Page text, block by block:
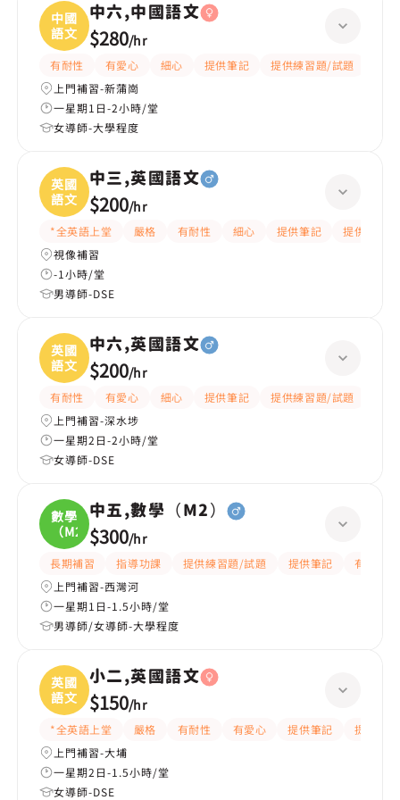
中國
語文
中六,中國語文
$280/hr
有耐性 有愛心 細心 提供筆記 提供練習題/試題
上門補習-新蒲崗
一星期1日-2小時/堂
女導師-大學程度
英國
語文
中三,英國語文
$200/hr
*全英語上堂 嚴格 有耐性 細心 提供筆記
提供練習
視像補習
-1小時/堂
男導師-DSE
英國
語文
中六,英國語文
$200/hr
有耐性 有愛心 細心 提供筆記 提供練習題/試題
上門補習-深水埗
一星期2日-2小時/堂
女導師-DSE
數學
（M2
中五,數學（M2）
$300/hr
長期補習 指導功課 提供練習題/試題 提供筆記
有耐性
上門補習-西灣河
一星期1日-1.5小時/堂
男導師/女導師-大學程度
英國
語文
小二,英國語文
$150/hr
*全英語上堂 嚴格 有耐性 有愛心 提供筆記
提供練
上門補習-大埔
一星期2日-1.5小時/堂
女導師-DSE